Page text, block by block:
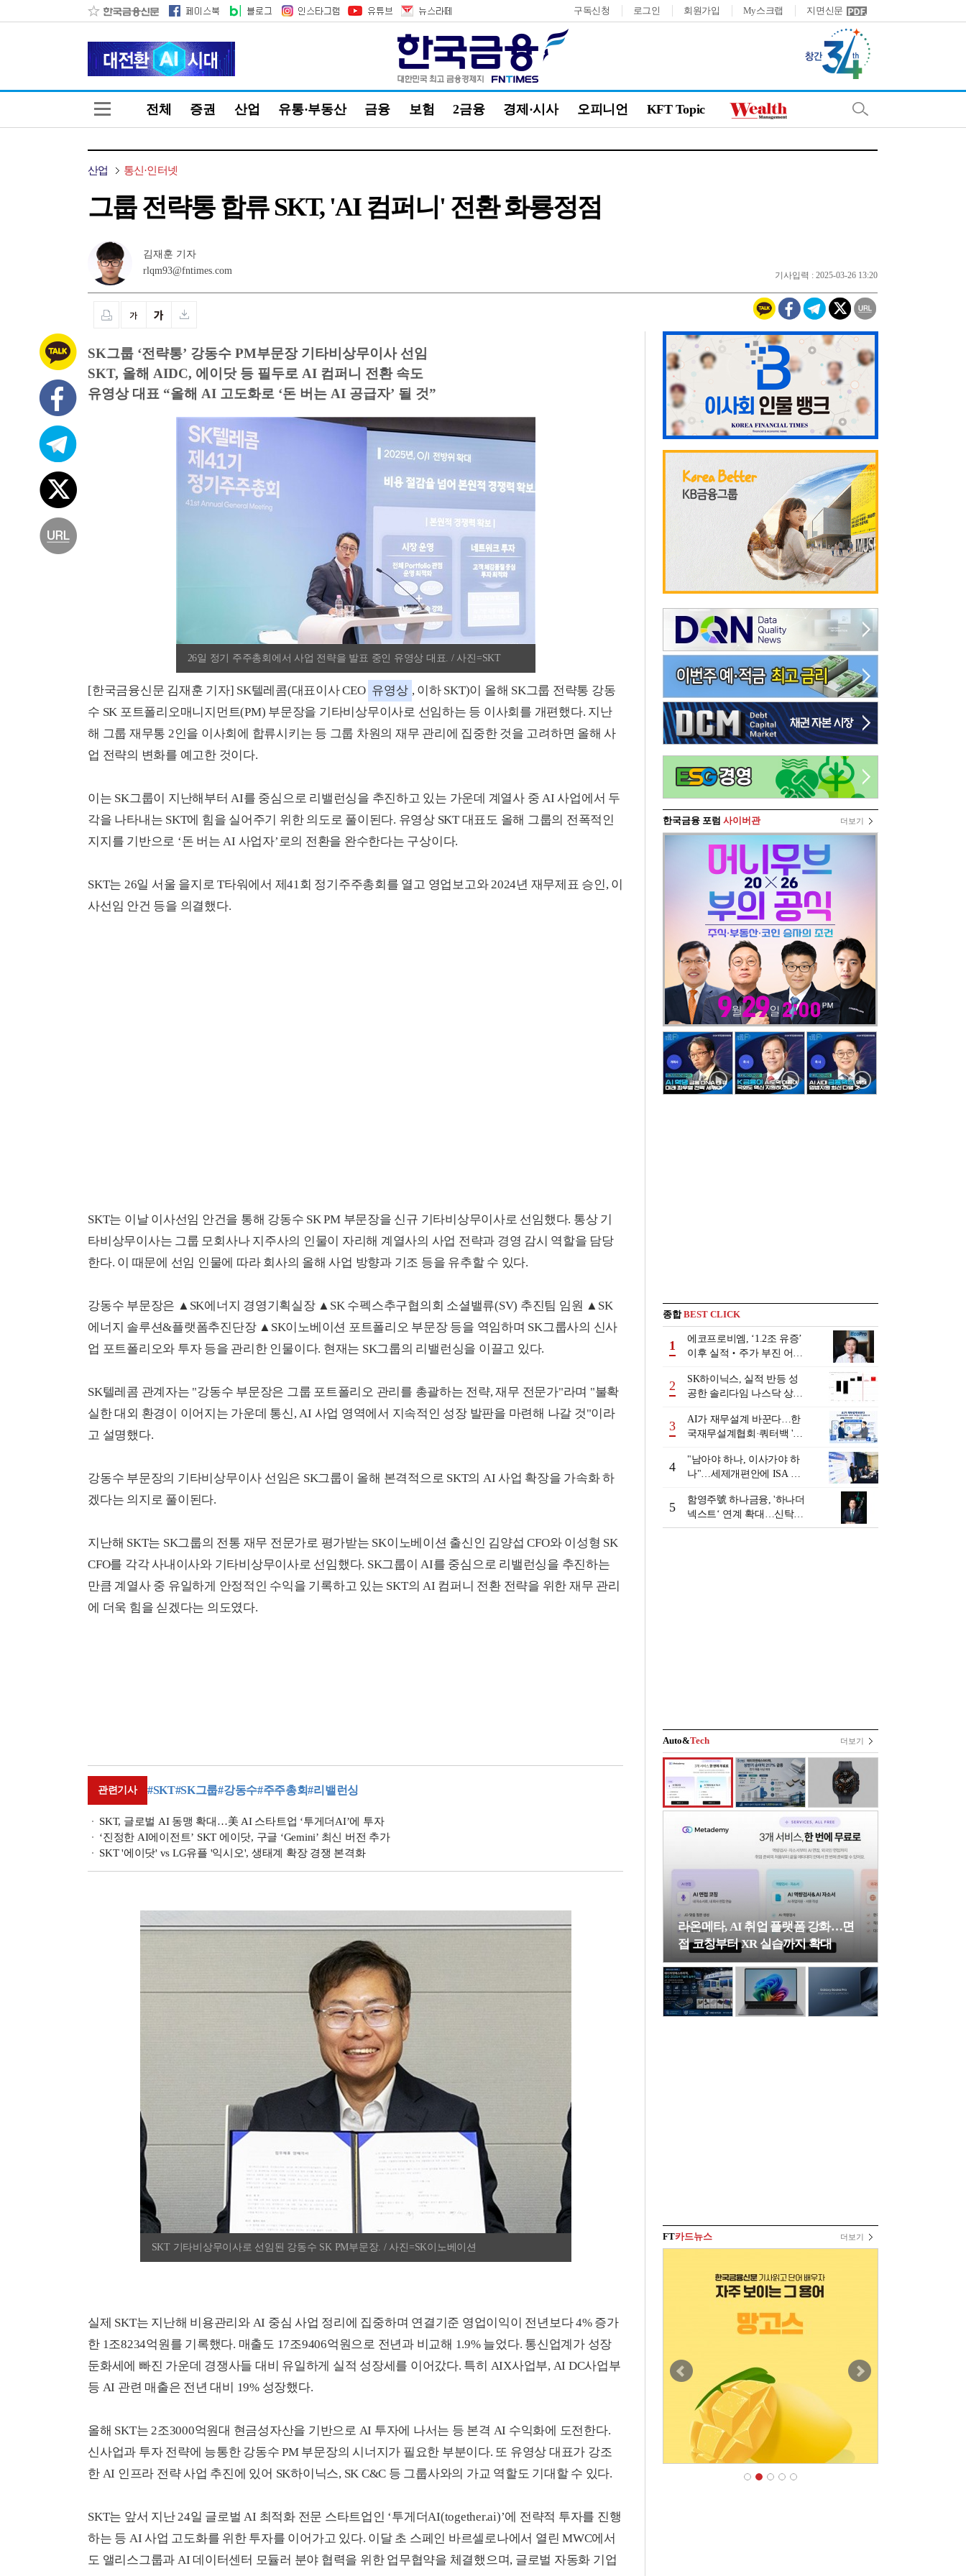
구독신청 로그인 회원가입 My스크랩 지면신문
전체 증권 산업 유통·부동산 금융 보험 2금융 경제·시사 오피니언 KFT Topic
산업 통신·인터넷
그룹 전략통 합류 SKT, 'AI 컴퍼니' 전환 화룡정점
김재훈 기자
rlqm93@fntimes.com
기사입력 : 2025-03-26 13:20
SK그룹 ‘전략통’ 강동수 PM부문장 기타비상무이사 선임
SKT, 올해 AIDC, 에이닷 등 필두로 AI 컴퍼니 전환 속도
유영상 대표 “올해 AI 고도화로 ‘돈 버는 AI 공급자’ 될 것”
26일 정기 주주총회에서 사업 전략을 발표 중인 유영상 대표. / 사진=SKT
[한국금융신문 김재훈 기자] SK텔레콤(대표이사 CEO 유영상 , 이하 SKT)이 올해 SK그룹 전략통 강동
수 SK 포트폴리오매니지먼트(PM) 부문장을 기타비상무이사로 선임하는 등 이사회를 개편했다. 지난
해 그룹 재무통 2인을 이사회에 합류시키는 등 그룹 차원의 재무 관리에 집중한 것을 고려하면 올해 사
업 전략의 변화를 예고한 것이다.
이는 SK그룹이 지난해부터 AI를 중심으로 리밸런싱을 추진하고 있는 가운데 계열사 중 AI 사업에서 두
각을 나타내는 SKT에 힘을 실어주기 위한 의도로 풀이된다. 유영상 SKT 대표도 올해 그룹의 전폭적인
지지를 기반으로 ‘돈 버는 AI 사업자’로의 전환을 완수한다는 구상이다.
SKT는 26일 서울 을지로 T타워에서 제41회 정기주주총회를 열고 영업보고와 2024년 재무제표 승인, 이
사선임 안건 등을 의결했다.
SKT는 이날 이사선임 안건을 통해 강동수 SK PM 부문장을 신규 기타비상무이사로 선임했다. 통상 기
타비상무이사는 그룹 모회사나 지주사의 인물이 자리해 계열사의 사업 전략과 경영 감시 역할을 담당
한다. 이 때문에 선임 인물에 따라 회사의 올해 사업 방향과 기조 등을 유추할 수 있다.
강동수 부문장은 ▲SK에너지 경영기획실장 ▲SK 수펙스추구협의회 소셜밸류(SV) 추진팀 임원 ▲SK
에너지 솔루션&플랫폼추진단장 ▲SK이노베이션 포트폴리오 부문장 등을 역임하며 SK그룹사의 신사
업 포트폴리오와 투자 등을 관리한 인물이다. 현재는 SK그룹의 리밸런싱을 이끌고 있다.
SK텔레콤 관계자는 "강동수 부문장은 그룹 포트폴리오 관리를 총괄하는 전략, 재무 전문가"라며 "불확
실한 대외 환경이 이어지는 가운데 통신, AI 사업 영역에서 지속적인 성장 발판을 마련해 나갈 것"이라
고 설명했다.
강동수 부문장의 기타비상무이사 선임은 SK그룹이 올해 본격적으로 SKT의 AI 사업 확장을 가속화 하
겠다는 의지로 풀이된다.
지난해 SKT는 SK그룹의 전통 재무 전문가로 평가받는 SK이노베이션 출신인 김양섭 CFO와 이성형 SK
CFO를 각각 사내이사와 기타비상무이사로 선임했다. SK그룹이 AI를 중심으로 리밸런싱을 추진하는
만큼 계열사 중 유일하게 안정적인 수익을 기록하고 있는 SKT의 AI 컴퍼니 전환 전략을 위한 재무 관리
에 더욱 힘을 싣겠다는 의도였다.
관련기사 #SKT#SK그룹#강동수#주주총회#리밸런싱
SKT, 글로벌 AI 동맹 확대…美 AI 스타트업 ‘투게더AI’에 투자
‘진정한 AI에이전트’ SKT 에이닷, 구글 ‘Gemini’ 최신 버전 추가
SKT '에이닷' vs LG유플 '익시오', 생태계 확장 경쟁 본격화
SKT 기타비상무이사로 선임된 강동수 SK PM부문장. / 사진=SK이노베이션
실제 SKT는 지난해 비용관리와 AI 중심 사업 정리에 집중하며 연결기준 영업이익이 전년보다 4% 증가
한 1조8234억원를 기록했다. 매출도 17조9406억원으로 전년과 비교해 1.9% 늘었다. 통신업계가 성장
둔화세에 빠진 가운데 경쟁사들 대비 유일하게 실적 성장세를 이어갔다. 특히 AIX사업부, AI DC사업부
등 AI 관련 매출은 전년 대비 19% 성장했다.
올해 SKT는 2조3000억원대 현금성자산을 기반으로 AI 투자에 나서는 등 본격 AI 수익화에 도전한다.
신사업과 투자 전략에 능통한 강동수 PM 부문장의 시너지가 필요한 부분이다. 또 유영상 대표가 강조
한 AI 인프라 전략 사업 추진에 있어 SK하이닉스, SK C&C 등 그룹사와의 가교 역할도 기대할 수 있다.
SKT는 앞서 지난 24일 글로벌 AI 최적화 전문 스타트업인 ‘투게더AI(together.ai)’에 전략적 투자를 진행
하는 등 AI 사업 고도화를 위한 투자를 이어가고 있다. 이달 초 스페인 바르셀로나에서 열린 MWC에서
도 앨리스그룹과 AI 데이터센터 모듈러 분야 협력을 위한 업무협약을 체결했으며, 글로벌 자동화 기업
한국금융 포럼 사이버관 더보기
종합BEST CLICK
1
에코프로비엠, ‘1.2조 유증’
이후 실적‧주가 부진 어쩌
2
SK하이닉스, 실적 반등 성
공한 솔리다임 나스닥 상장
3
AI가 재무설계 바꾼다…한
국재무설계협회·쿼터백 '베
4
"남아야 하나, 이사가야 하
나"…세제개편안에 ISA 투
5
함영주號 하나금융, '하나더
넥스트‘ 연계 확대…신탁수
수료 2배 증가 효과 [금융 시
Auto&Tech 더보기
라온메타, AI 취업 플랫폼 강화…면
접 코칭부터 XR 실습까지 확대
FT카드뉴스 더보기